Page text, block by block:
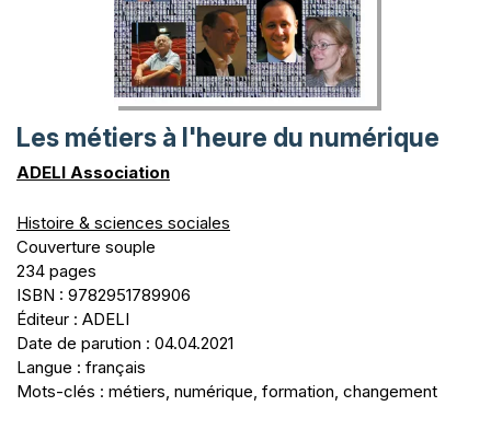
Les métiers à l'heure du numérique
ADELI Association
Histoire & sciences sociales
Couverture souple
234 pages
ISBN : 9782951789906
Éditeur : ADELI
Date de parution : 04.04.2021
Langue : français
Mots-clés : métiers, numérique, formation, changement